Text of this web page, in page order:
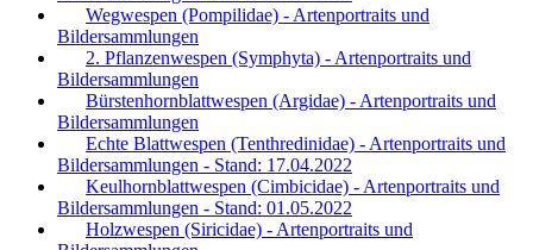
Wegwespen (Pompilidae) - Artenportraits und
Bildersammlungen
2. Pflanzenwespen (Symphyta) - Artenportraits und
Bildersammlungen
Bürstenhornblattwespen (Argidae) - Artenportraits und
Bildersammlungen
Echte Blattwespen (Tenthredinidae) - Artenportraits und
Bildersammlungen - Stand: 17.04.2022
Keulhornblattwespen (Cimbicidae) - Artenportraits und
Bildersammlungen - Stand: 01.05.2022
Holzwespen (Siricidae) - Artenportraits und